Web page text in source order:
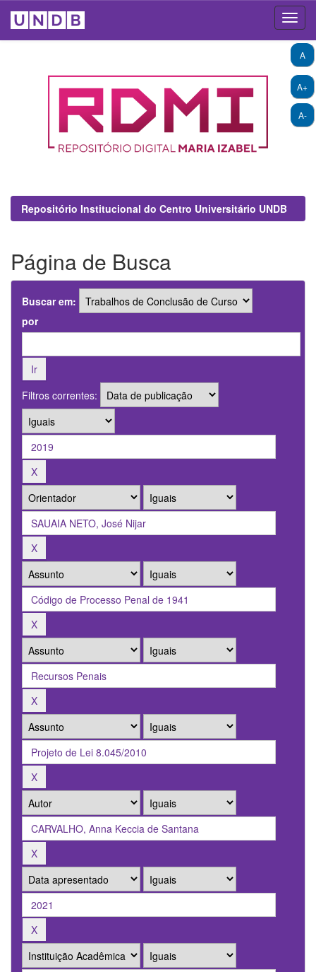
A+
A-
A
Repositório Institucional do Centro Universitário UNDB
Página de Busca
Buscar em:
por
Filtros correntes: